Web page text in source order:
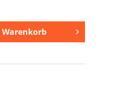
Warenkorb